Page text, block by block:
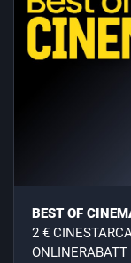
BEST OF
2 €
ONLINERABATT